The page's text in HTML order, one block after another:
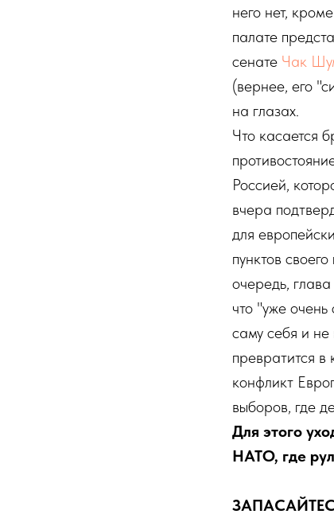
него нет,
палате
сенате Чак
(вернее, его
на глазах.
Что касается
Россией,
вчера
для
пунктов
очередь,
что "уже
саму себя и
превратится
конфликт
выборов, где
Для этого
НАТО, где